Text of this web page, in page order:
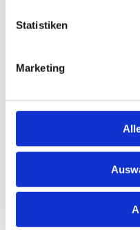
Statistiken
Marketing
Wie ihr
gesehen
Continue reading